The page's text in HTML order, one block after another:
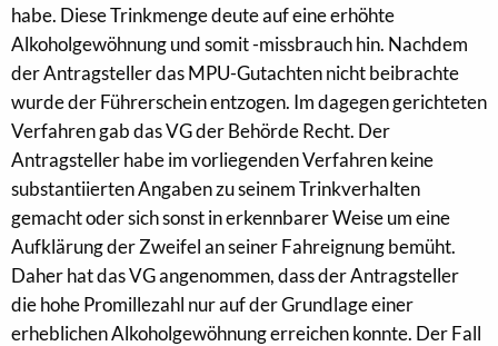
habe. Diese Trinkmenge deute auf eine erhöhte
Alkoholgewöhnung und somit -missbrauch hin. Nachdem
der Antragsteller das MPU-Gutachten nicht beibrachte
wurde der Führerschein entzogen. Im dagegen gerichteten
Verfahren gab das VG der Behörde Recht. Der
Antragsteller habe im vorliegenden Verfahren keine
substantiierten Angaben zu seinem Trinkverhalten
gemacht oder sich sonst in erkennbarer Weise um eine
Aufklärung der Zweifel an seiner Fahreignung bemüht.
Daher hat das VG angenommen, dass der Antragsteller
die hohe Promillezahl nur auf der Grundlage einer
erheblichen Alkoholgewöhnung erreichen konnte. Der Fall